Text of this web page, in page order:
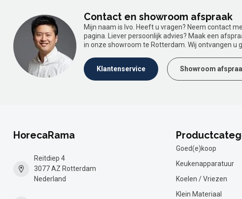
Contact en showroom afspraak
Mijn naam is Ivo. Heeft u vragen? Neem contact
pagina. Liever persoonlijk advies? Maak een
in onze showroom te Rotterdam. Wij ontvangen u
Klantenservice Showroom
HorecaRama
Reitdiep 4
3077 AZ Rotterdam
Nederland
Goed(e)koop
Keukenapparatuur
Koelen / Vriezen
Klein Materiaal